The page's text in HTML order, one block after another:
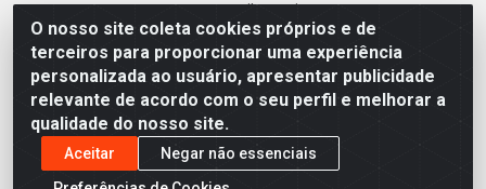
O nosso site coleta cookies próprios e de
terceiros para proporcionar uma experiência
personalizada ao usuário, apresentar publicidade
relevante de acordo com o seu perfil e melhorar a
qualidade do nosso site.
Aceitar
Negar não essenciais
meramente ilustrativas.
Armazém Jenipapo Materiais de Construção em Geral
LTDA - Rua das Flores, 2691 - Guabiraba, Recife/PE - CEP
52.291-630 - CNPJ 41.097.379/0001-